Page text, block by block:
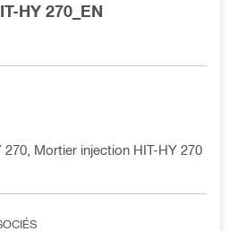
HY 270_EN
Mortier injection HIT-HY 270